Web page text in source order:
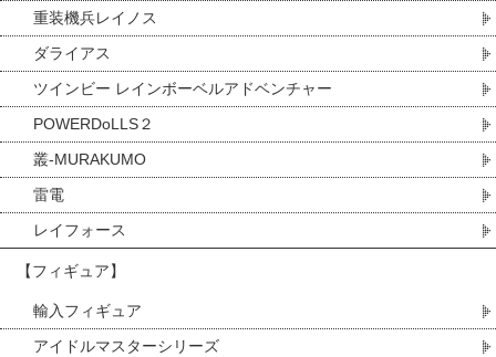
重装機兵レイノス
ダライアス
ツインビー レインボーベルアドベンチャー
POWERDoLLS２
叢-MURAKUMO
雷電
レイフォース
【フィギュア】
輸入フィギュア
アイドルマスターシリーズ